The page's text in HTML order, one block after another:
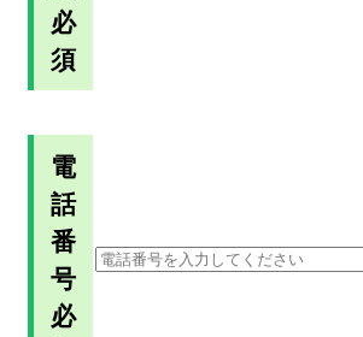
必
須
電
話
番
号
必